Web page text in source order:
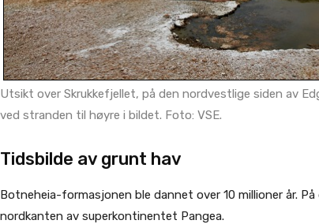
Utsikt over Skrukkefjellet, på den nordvestlige siden av
ved stranden til høyre i bildet. Foto: VSE.
Tidsbilde av grunt hav
Botneheia-formasjonen ble dannet over 10 millioner år.
nordkanten av superkontinentet Pangea.